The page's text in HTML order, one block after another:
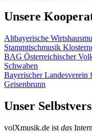
Unsere
Altbayerische
Stammtischmusik
BAG Österreichischer
Schwaben
Bayerischer Landesverein
Geisenbrunn
Unser
volXmusik.de ist das